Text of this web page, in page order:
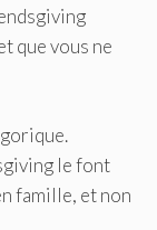
que vous ne
le font
famille, et non